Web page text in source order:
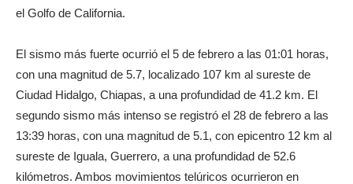
el Golfo de California.
El sismo más fuerte ocurrió el 5 de febrero a las 01:01 horas,
con una magnitud de 5.7, localizado 107 km al sureste de
Ciudad Hidalgo, Chiapas, a una profundidad de 41.2 km. El
segundo sismo más intenso se registró el 28 de febrero a las
13:39 horas, con una magnitud de 5.1, con epicentro 12 km al
sureste de Iguala, Guerrero, a una profundidad de 52.6
kilómetros. Ambos movimientos telúricos ocurrieron en